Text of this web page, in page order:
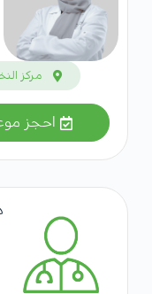
مركز
احجز